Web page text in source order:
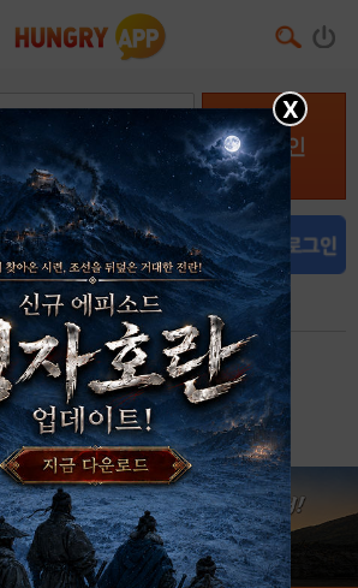
로그인
/ 비밀번호 찾기 회원가입
X